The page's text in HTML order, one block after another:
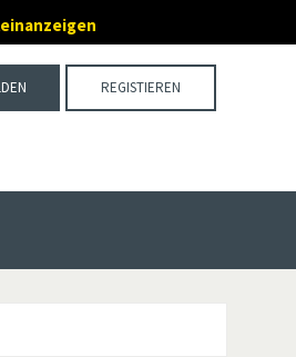
REGISTIEREN